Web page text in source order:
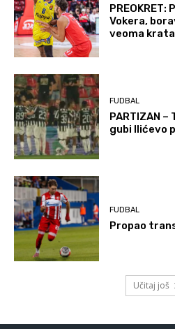
Vokera,
veoma
FUDBAL
PARTIZAN –
gubi Ilićevo
FUDBAL
Propao
Učitaj još